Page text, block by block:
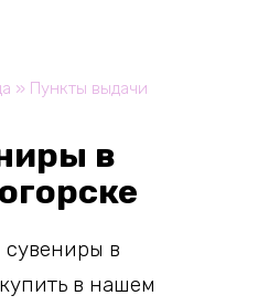
» Пункты выдачи
в
в
в нашем